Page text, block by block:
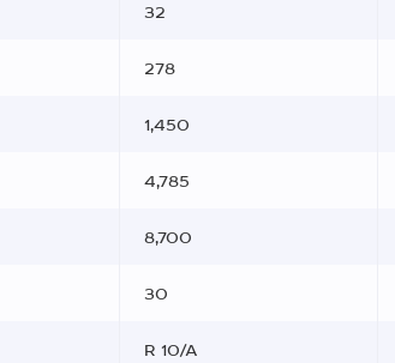
32
278
1,450
4,785
8,700
30
R 10/A